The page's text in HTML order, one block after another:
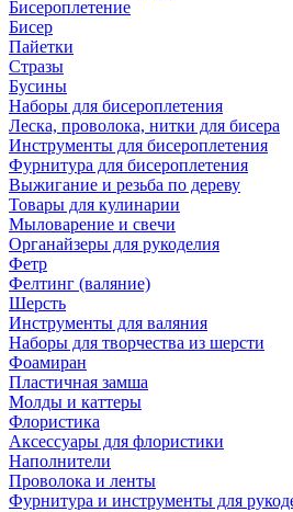
Бисероплетение
Бисер
Пайетки
Стразы
Бусины
Наборы для бисероплетения
Леска, проволока, нитки для бисера
Инструменты для бисероплетения
Фурнитура для бисероплетения
Выжигание и резьба по дереву
Товары для кулинарии
Мыловарение и свечи
Органайзеры для рукоделия
Фетр
Фелтинг (валяние)
Шерсть
Инструменты для валяния
Наборы для творчества из шерсти
Фоамиран
Пластичная замша
Молды и каттеры
Флористика
Аксессуары для флористики
Наполнители
Проволока и ленты
Фурнитура и инструменты для